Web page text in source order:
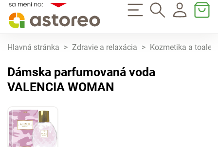
Hlavná stránka > Zdravie a relaxácia > Kozmetika a
Dámska parfumovaná voda
VALENCIA WOMAN